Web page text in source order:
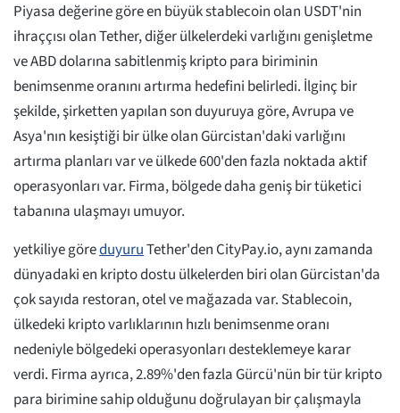
Piyasa değerine göre en büyük stablecoin olan USDT'nin
ihraççısı olan Tether, diğer ülkelerdeki varlığını genişletme
ve ABD dolarına sabitlenmiş kripto para biriminin
benimsenme oranını artırma hedefini belirledi. İlginç bir
şekilde, şirketten yapılan son duyuruya göre, Avrupa ve
Asya'nın kesiştiği bir ülke olan Gürcistan'daki varlığını
artırma planları var ve ülkede 600'den fazla noktada aktif
operasyonları var. Firma, bölgede daha geniş bir tüketici
tabanına ulaşmayı umuyor.
yetkiliye göreduyuruTether'den CityPay.io, aynı zamanda
dünyadaki en kripto dostu ülkelerden biri olan Gürcistan'da
çok sayıda restoran, otel ve mağazada var. Stablecoin,
ülkedeki kripto varlıklarının hızlı benimsenme oranı
nedeniyle bölgedeki operasyonları desteklemeye karar
verdi. Firma ayrıca, 2.89%'den fazla Gürcü'nün bir tür kripto
para birimine sahip olduğunu doğrulayan bir çalışmayla